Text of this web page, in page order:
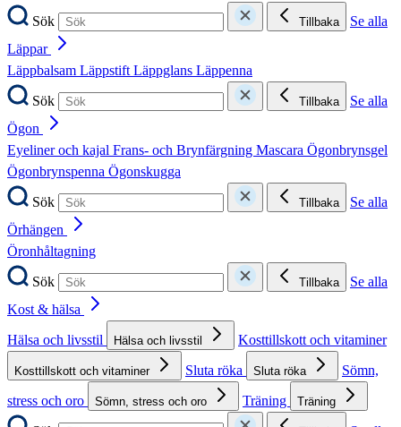
Sök
Tillbaka
Se alla
Läppar
Läppbalsam LäppstiftLäppglans Läppenna
Sök
Tillbaka
Se alla
Ögon
Eyeliner och kajal Frans- och Brynfärgning Mascara Ögonbrynsgel
Ögonbrynspenna Ögonskugga
Sök
Tillbaka
Se alla
Örhängen
Öronhåltagning
Sök
Tillbaka
Se alla
Kost & hälsa
Hälsa och livsstil
Hälsa och livsstil Kosttillskott och vitaminer
Kosttillskott och vitaminer Sluta röka Sluta röka
Sömn,
stress och oro
Sömn, stress och oro Träning Träning